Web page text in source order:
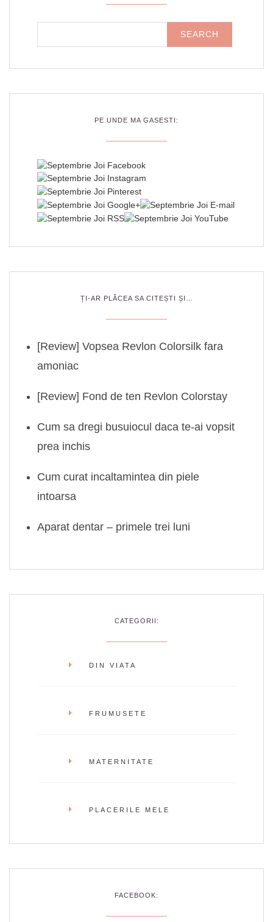
PE UNDE MA GASESTI:
ȚI-AR PLĂCEA SA CITEȘTI ȘI…
[Review] Vopsea Revlon Colorsilk fara
amoniac
[Review] Fond de ten Revlon Colorstay
Cum sa dregi busuiocul daca te-ai vopsit
prea inchis
Cum curat incaltamintea din piele
intoarsa
Aparat dentar – primele trei luni
CATEGORII:
DIN VIATA
FRUMUSETE
MATERNITATE
PLACERILE MELE
FACEBOOK: